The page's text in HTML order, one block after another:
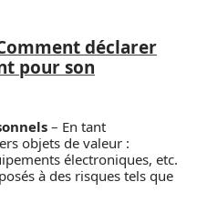
déclarer
pour son
– En tant
objets de valeur :
électroniques, etc.
à des risques tels que